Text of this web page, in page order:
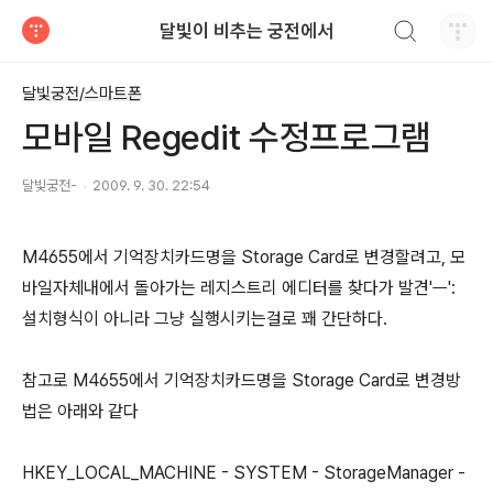
달빛이 비추는 궁전에서
달빛궁전/스마트폰
모바일 Regedit 수정프로그램
달빛궁전- 2009. 9. 30. 22:54
M4655에서 기억장치카드명을 Storage Card로 변경할려고, 모
바일자체내에서 돌아가는 레지스트리 에디터를 찾다가 발견'ㅡ':
설치형식이 아니라 그냥 실행시키는걸로 꽤 간단하다.
참고로 M4655에서 기억장치카드명을 Storage Card로 변경방
법은 아래와 같다
HKEY_LOCAL_MACHINE - SYSTEM - StorageManager -